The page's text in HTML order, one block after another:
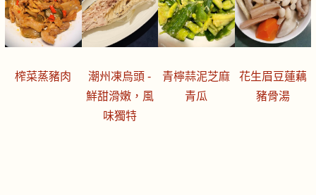
榨菜蒸豬肉
潮州凍烏頭 -
鮮甜滑嫩，風
味獨特
青檸蒜泥芝麻
青瓜
花生眉豆蓮藕
豬骨湯